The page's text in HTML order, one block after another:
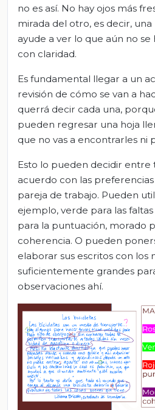
no es así. No hay ojos más
mirada del otro, es decir,
ayude a ver lo que aún no
con claridad.
Es fundamental llegar a un
revisión de cómo se van a
querrá decir cada una,
pueden regresar una hoja
que no vas a encontrarles ni
Esto lo pueden decidir entre
acuerdo con las
pareja de trabajo. Pueden
ejemplo, verde para las
para la puntuación, morado
coherencia. O pueden
elaborar sus escritos con los
suficientemente grandes
observaciones ahí.